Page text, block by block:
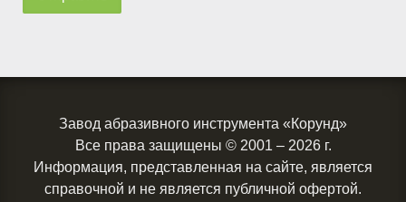
Завод абразивного инструмента «Корунд»
Все права защищены © 2001 – 2026 г.
Информация, представленная на сайте, является
справочной и не является публичной офертой.